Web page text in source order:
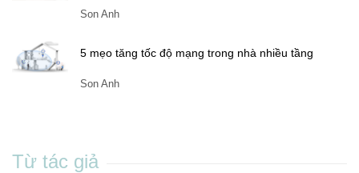
Son Anh
5 mẹo tăng tốc độ mạng trong nhà nhiều tầng
Son Anh
Từ tác giả